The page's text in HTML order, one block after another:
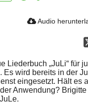
Audio
Liederbuch „JuLi“ für
Es wird bereits in der
eingesetzt. Hält es
Anwendung?